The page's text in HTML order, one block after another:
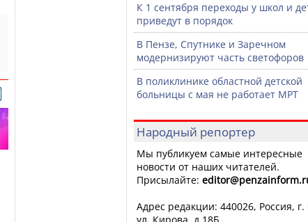
К 1 сентября переходы у школ и
приведут в порядок
В Пензе, Спутнике и Заречном
модернизируют часть светофоров
В поликлинике областной детской
больницы с мая не работает МРТ
Народный репортер
Мы публикуем самые интересные
новости от наших читателей.
Присылайте: editor
Адрес редакции: 440026, Россия, г.